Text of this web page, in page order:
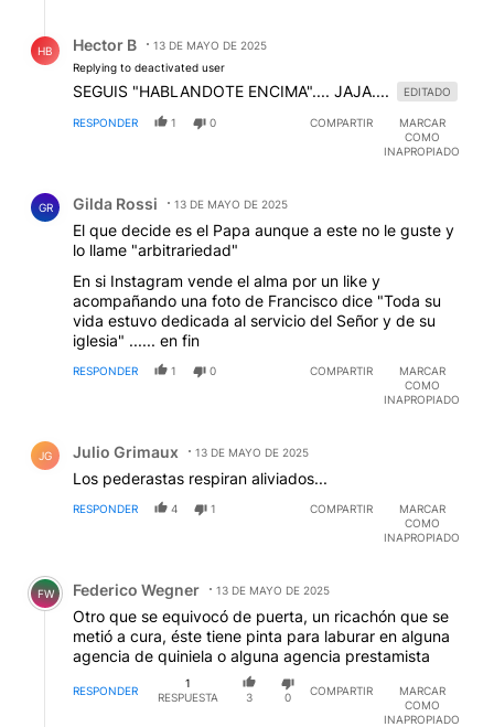
HB Hector B
13 DE MAYO DE 2025
Replying to deactivated user
SEGUIS "HABLANDOTE ENCIMA".... JAJA.... EDITADO
RESPONDER 1 0 COMPARTIR
MARCAR
COMO
INAPROPIADO
GR Gilda Rossi 13 DE MAYO DE 2025
El que decide es el Papa aunque a este no le guste y
lo llame "arbitrariedad"
En si Instagram vende el alma por un like y
acompañando una foto de Francisco dice "Toda su
vida estuvo dedicada al servicio del Señor y de su
iglesia" ...... en fin
RESPONDER 1 0 COMPARTIR
MARCAR
COMO
INAPROPIADO
JG Julio Grimaux 13 DE MAYO DE 2025
Los pederastas respiran aliviados...
RESPONDER 4 1 COMPARTIR
MARCAR
COMO
INAPROPIADO
Comentario de Federico Wegner.
FW Federico Wegner 13 DE MAYO DE 2025
Otro que se equivocó de puerta, un ricachón que se
metió a cura, éste tiene pinta para laburar en alguna
agencia de quiniela o alguna agencia prestamista
RESPONDER
1
RESPUESTA
3 0
COMPARTIR
MARCAR
COMO
INAPROPIADO